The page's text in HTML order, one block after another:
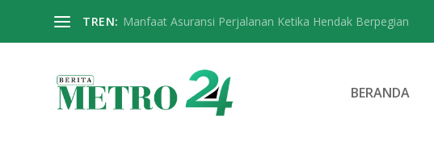
TREN: Manfaat Asuransi Perjalanan Ketika Hendak Berpegian
BERANDA